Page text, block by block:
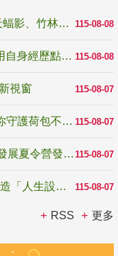
115-08-08
青年壯遊點精選夏夜限定避暑提案 漫天蝠影、竹林尋蛙、茶香夜觀 邀青年暮色出發
115-08-08
教育家人物典範 發明大王林永禎教授 用自身經歷點亮學生的路
115-08-07
115-08-07
反詐騙宣導_防詐有道，霹靂布袋戲陪你守護荷包不受騙
115-08-07
跨越限制，探索潛能！115年多元潛能發展夏令營發掘生命無限可能
115-08-07
高齡不是終點而是夢想起點！教育部打造「人生設計夢工場」 參展第3屆高齡健康產業博覽會
RSS 更多